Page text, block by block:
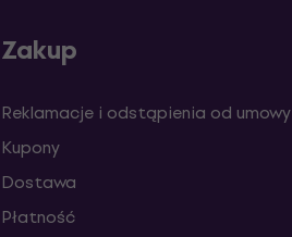
Zakup
Reklamacje i odstąpienia od umowy
Kupony
Dostawa
Płatność